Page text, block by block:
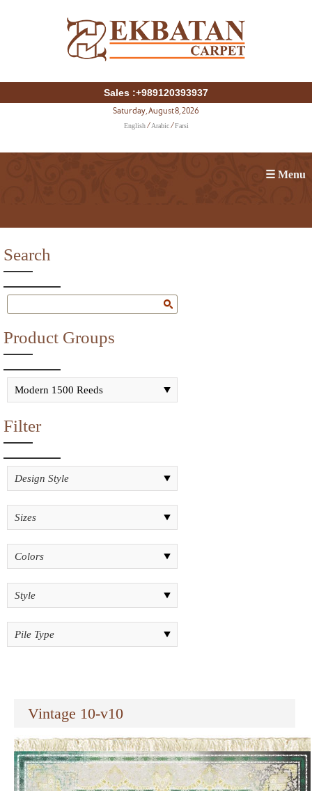
Sales :+989120393937
Saturday, August 8, 2026
English/ Arabic/ Farsi
☰ Menu
Search
Product Groups
Filter
Vintage 10-v10